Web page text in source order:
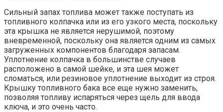
Сильный запах топлива может также поступать из
топливного колпачка или из его узкого места, поскольку
эта крышка не является нерушимой, поэтому
вневременной, поскольку она является одним из самых
загруженных компонентов благодаря запасам.
Уплотнение колпачка в большинстве случаев
расположено в самой шейке, и эта шея может
сломаться, или резиновое уплотнение выходит из строя.
Крышку топливного бака все еще нужно заменить,
позволяя топливу испаряться через щель для ввода
ключа, и это очень часто.